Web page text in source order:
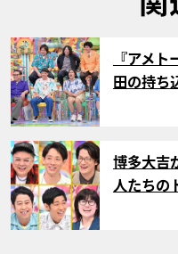
サムネイル
『アメ
田の持ち
サムネイル
博多大吉
人たちの